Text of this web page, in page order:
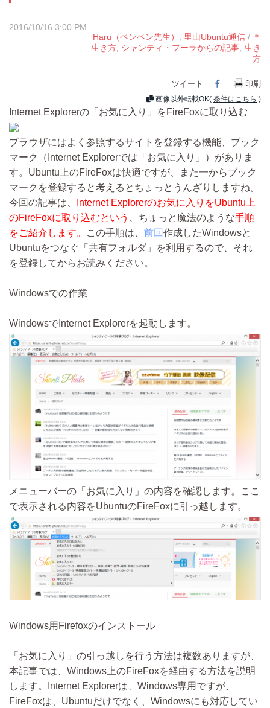
2016/10/16 3:00 PM
Haru（ペンペン先生）
里山Ubuntu通信 / ＊
生き方 シャンティ・フーラからの記事 生き
方
ツイート Facebook
印刷
画像以外転載OK( 条件はこちら )
Internet Explorerの「お気に入り」をFireFoxに取り込む
ブラウザにはよく参照するサイトを登録する機能、ブック
マーク（Internet Explorerでは「お気に入り」）がありま
す。Ubuntu上のFireFoxは快適ですが、また一からブック
マークを登録すると考えるとちょっとうんざりしますね。
今回の記事は、
Internet Explorerのお気に入りをUbuntu上
のFireFoxに取り込むという
、ちょっと魔法のような手順
をご紹介します。
この手順は、 前回作成したWindowsと
Ubuntuをつなぐ「共有フォルダ」を利用するので、それ
を登録してからお読みください。
Windowsでの作業
WindowsでInternet Explorerを起動します。
メニューバーの「お気に入り」の内容を確認します。ここ
で表示される内容をUbuntuのFireFoxに引っ越します。
Windows用Firefoxのインストール
「お気に入り」の引っ越しを行う方法は複数ありますが、
本記事では、Windows上のFireFoxを経由する方法を説明
します。Internet Explorerは、Windows専用ですが、
FireFoxは、Ubuntuだけでなく、Windowsにも対応してい